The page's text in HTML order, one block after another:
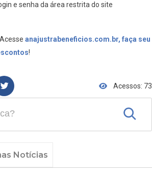
e senha da área restrita do site
anajustrabeneficios.com.br, faça seu
!
Acessos: 73
Notícias